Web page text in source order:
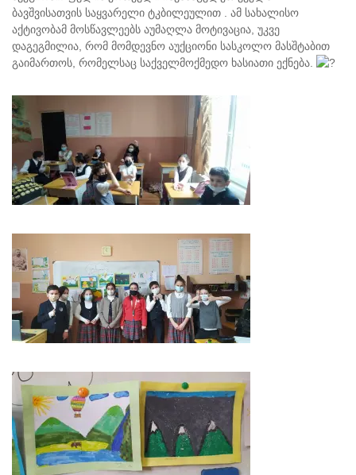
ბავშვისათვის საყვარელი ტკბილეულით . ამ სახალისო
აქტივობამ მოსწავლეებს აუმაღლა მოტივაცია, უკვე
დაგეგმილია, რომ მომდევნო აუქციონი სასკოლო მასშტაბით
გაიმართოს, რომელსაც საქველმოქმედო ხასიათი ექნება.